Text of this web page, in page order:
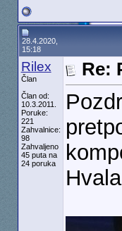
28.4.2020,
15:18
Rilex
Član
Član od:
10.3.2011.
Poruke:
221
Zahvalnice:
98
Zahvaljeno
45 puta na
24 poruka
Re:
Hvala